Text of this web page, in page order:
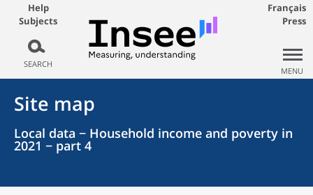
Help
Subjects
SEARCH
Français
Press
MENU
Site map
Local data − Household income and poverty in
2021 − part 4